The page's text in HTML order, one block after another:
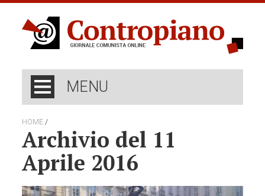
MENU
HOME /
Archivio del 11
Aprile 2016